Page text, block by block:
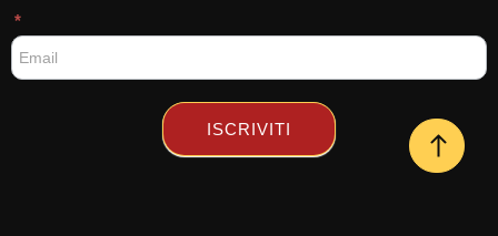
F
o
o
*
ISCRIVITI